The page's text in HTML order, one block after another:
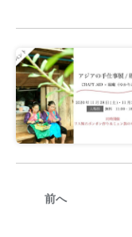
前へ